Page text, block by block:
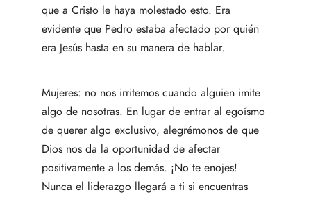
que a Cristo le haya molestado esto. Era
evidente que Pedro estaba afectado por quién
era Jesús hasta en su manera de hablar.
Mujeres: no nos irritemos cuando alguien imite
algo de nosotras. En lugar de entrar al egoísmo
de querer algo exclusivo, alegrémonos de que
Dios nos da la oportunidad de afectar
positivamente a los demás. ¡No te enojes!
Nunca el liderazgo llegará a ti si encuentras